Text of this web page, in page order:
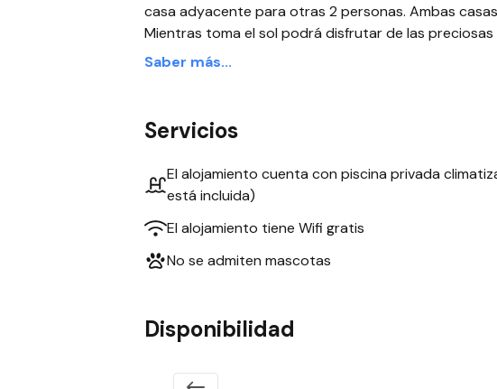
casa adyacente para otras 2 personas. Ambas
Mientras toma el sol podrá disfrutar de las
Saber más...
Servicios
El alojamiento cuenta con piscina privada
está incluida)
El alojamiento tiene Wifi gratis
No se admiten mascotas
Disponibilidad